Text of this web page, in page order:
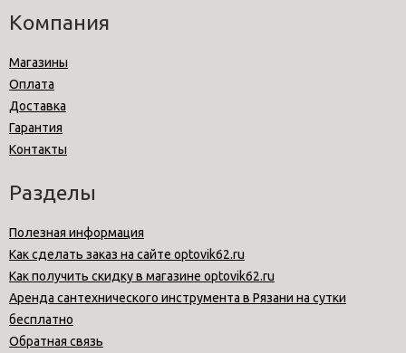
Компания
Магазины
Оплата
Доставка
Гарантия
Контакты
Разделы
Полезная информация
Как сделать заказ на сайте optovik62.ru
Как получить скидку в магазине optovik62.ru
Аренда сантехнического инструмента в Рязани на сутки
бесплатно
Обратная связь